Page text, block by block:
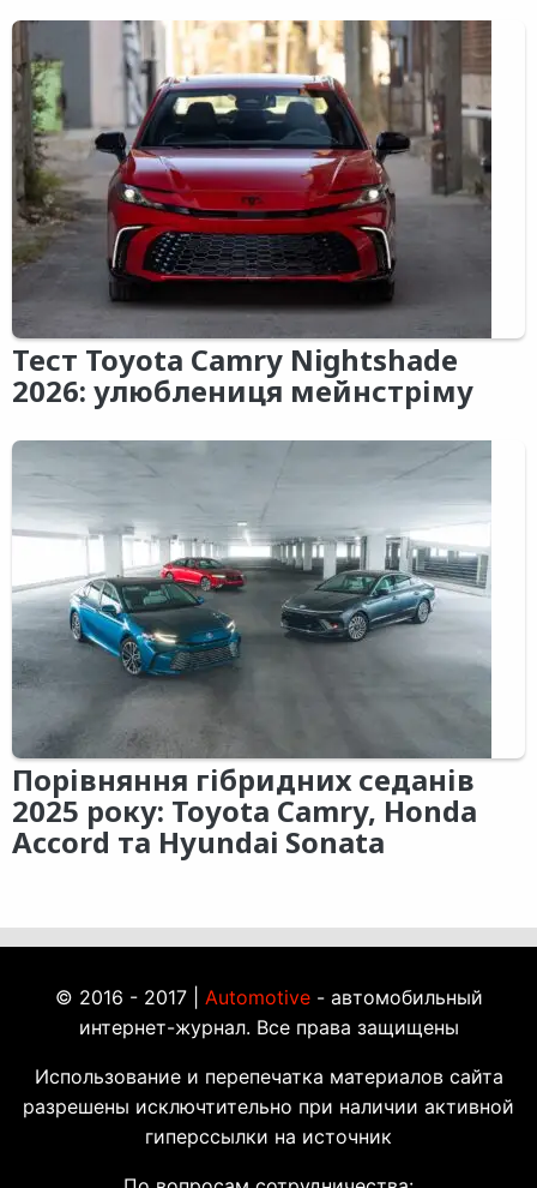
Тест Toyota Camry Nightshade
2026: улюблениця мейнстріму
Порівняння гібридних седанів
2025 року: Toyota Camry, Honda
Accord та Hyundai Sonata
© 2016 - 2017 | Automotive- автомобильный
интернет-журнал. Все права защищены
Использование и перепечатка материалов сайта
разрешены исключтительно при наличии активной
гиперссылки на источник